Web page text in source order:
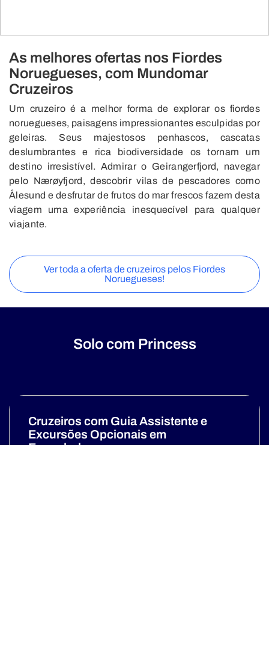
As melhores ofertas nos Fiordes
Noruegueses, com Mundomar
Cruzeiros
Um cruzeiro é a melhor forma de explorar os fiordes
noruegueses, paisagens impressionantes esculpidas por
geleiras. Seus majestosos penhascos, cascatas
deslumbrantes e rica biodiversidade os tornam um
destino irresistível. Admirar o Geirangerfjord, navegar
pelo Nærøyfjord, descobrir vilas de pescadores como
Ålesund e desfrutar de frutos do mar frescos fazem desta
viagem uma experiência inesquecível para qualquer
viajante.
Ver toda a oferta de cruzeiros pelos Fiordes
Noruegueses!
Solo com Princess
Cruzeiros com Guia Assistente e
Excursões Opcionais em
Espanhol